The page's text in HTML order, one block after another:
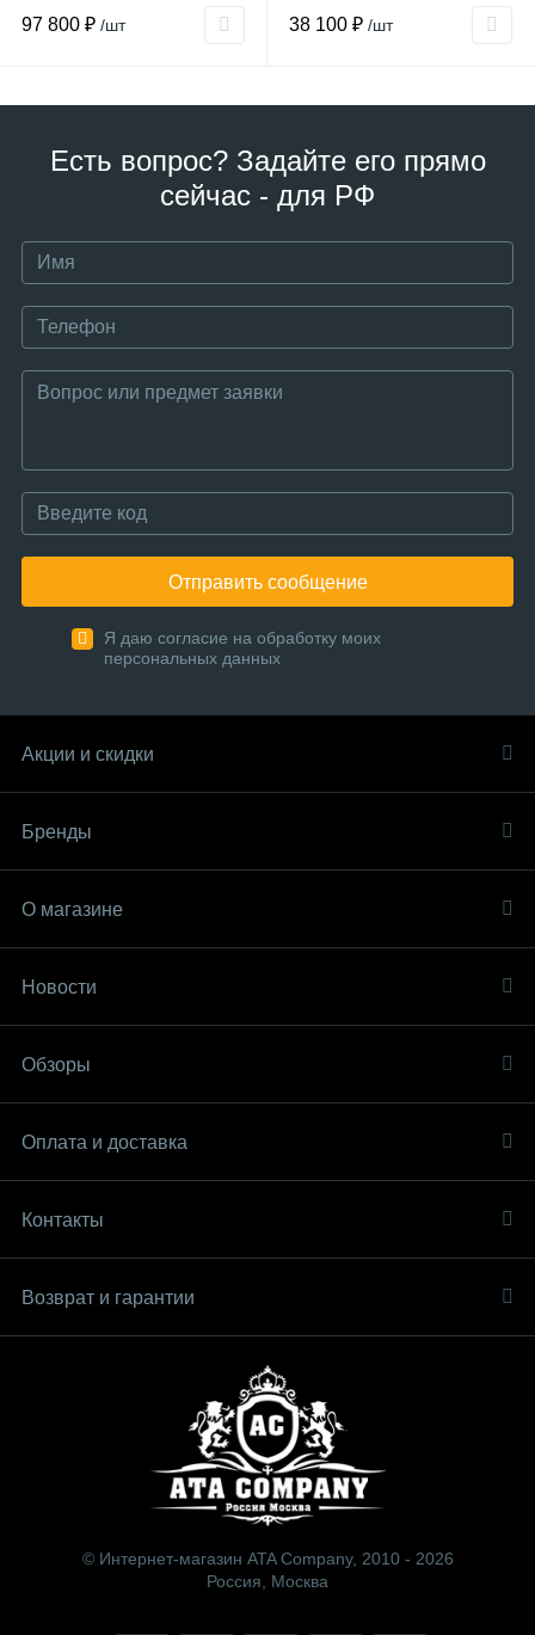
97 800 ₽ /шт 38 100 ₽ /шт
Есть вопрос? Задайте его прямо
сейчас - для РФ
Отправить сообщение
Я даю согласие на обработку моих
персональных данных
Акции и скидки
Бренды
О магазине
Новости
Обзоры
Оплата и доставка
Контакты
Возврат и гарантии
© Интернет-магазин ATA Company, 2010 - 2026
Россия, Москва